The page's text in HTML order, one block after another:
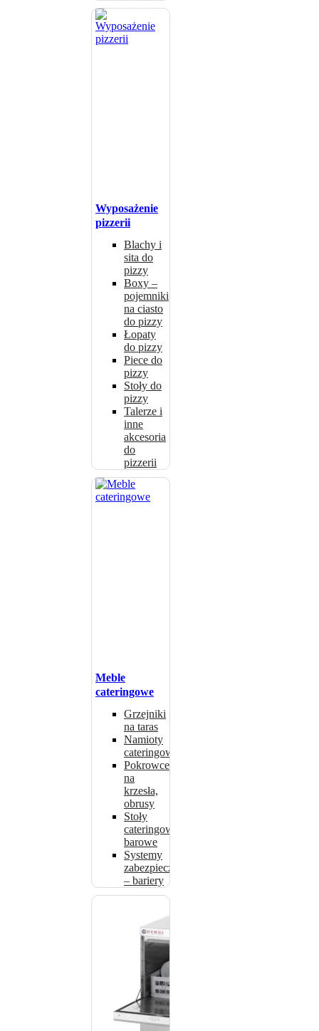
Wyposażenie
pizzerii
Blachy i
sita do
pizzy
Boxy –
pojemniki
na ciasto
do pizzy
Łopaty
do pizzy
Piece do
pizzy
Stoły do
pizzy
Talerze i
inne
akcesoria
do
pizzerii
Meble
cateringowe
Grzejniki
na taras
Namioty
cateringowe
Pokrowce
na
krzesła,
obrusy
Stoły
cateringowe,
barowe
Systemy
zabezpieczeń
– bariery